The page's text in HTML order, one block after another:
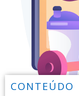
CONTEÚDO